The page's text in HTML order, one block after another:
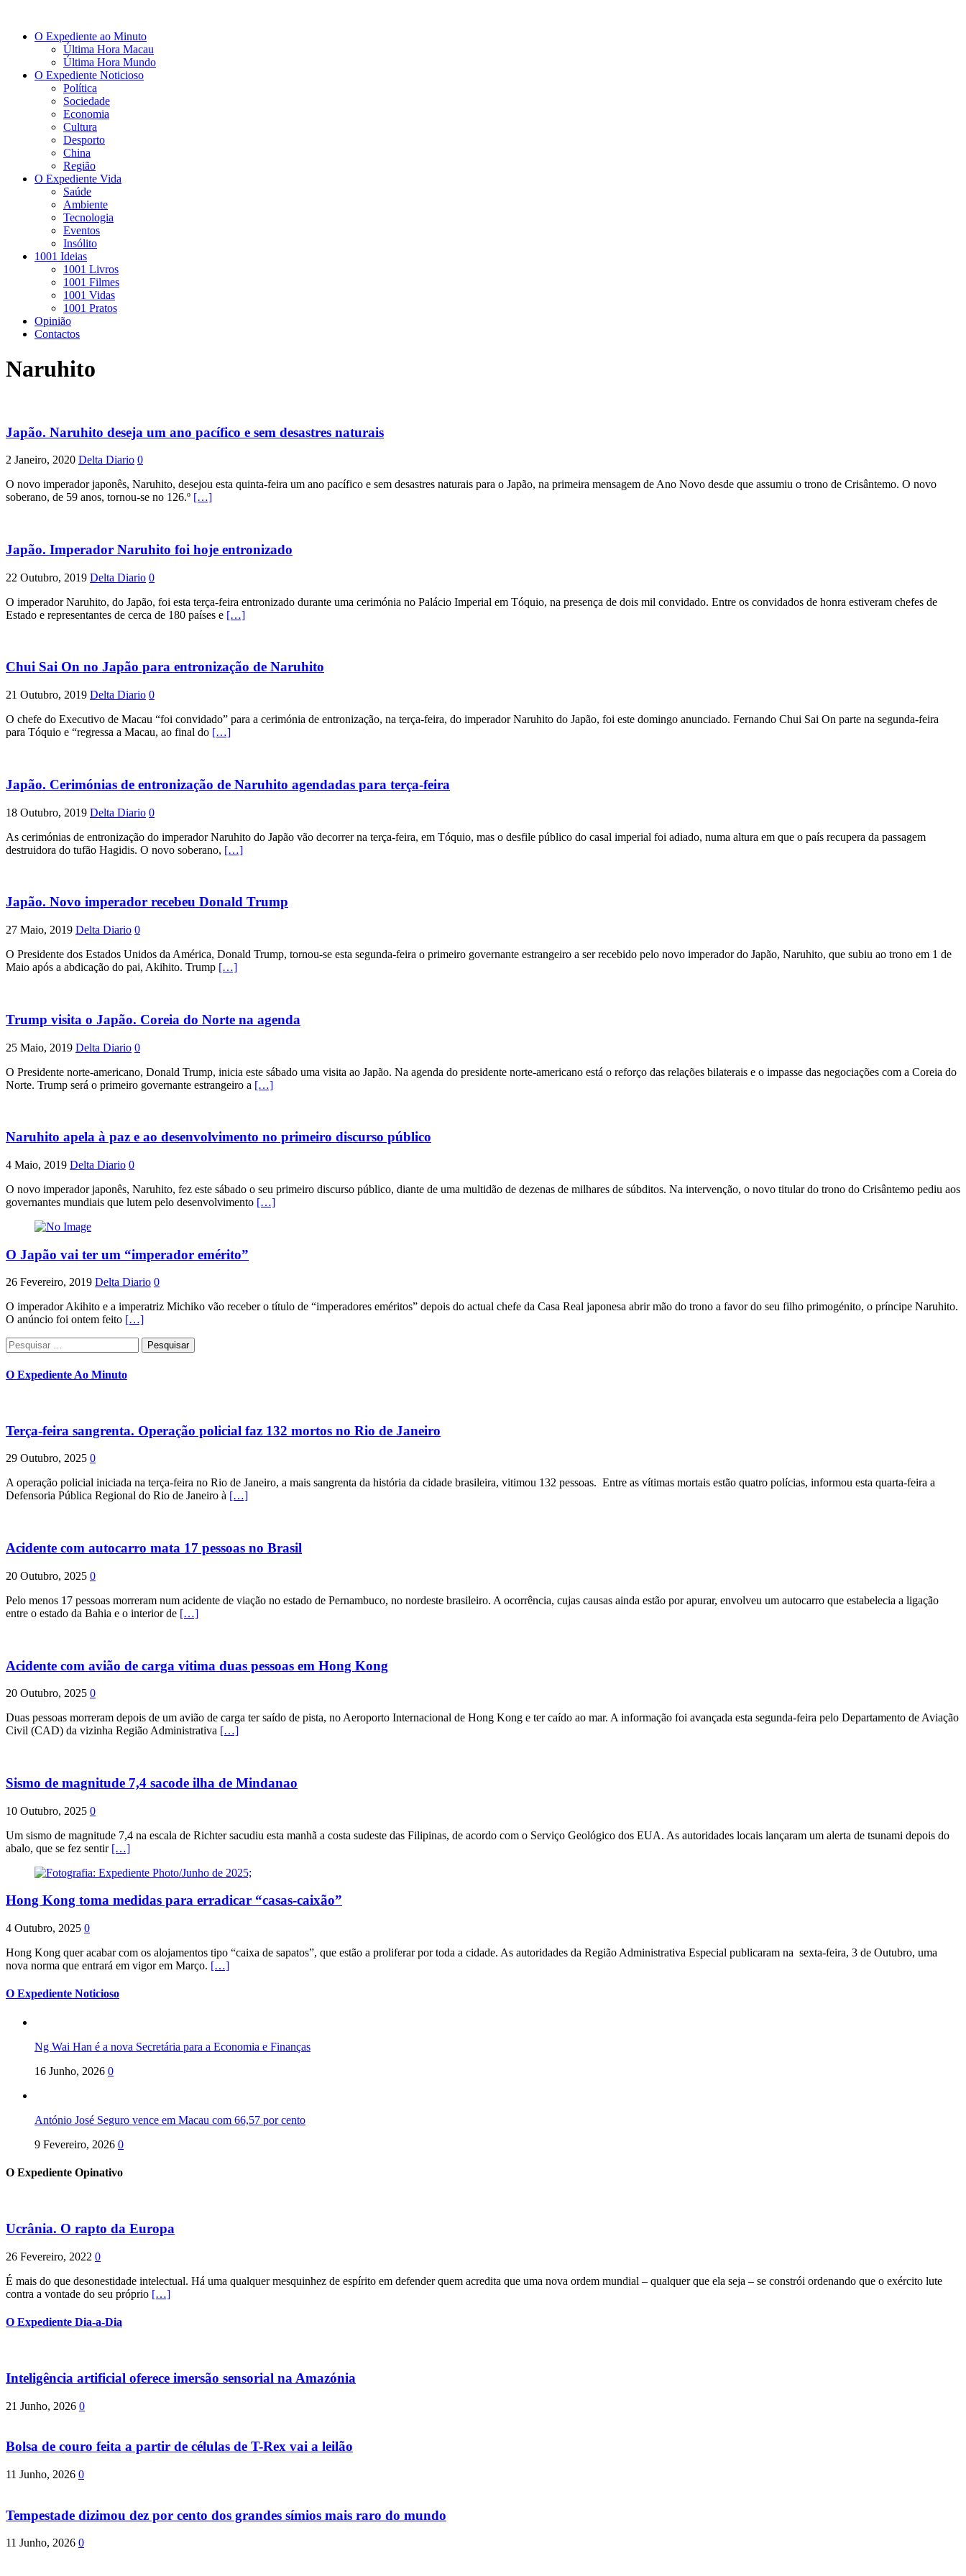
O Expediente ao Minuto
Última Hora Macau
Última Hora Mundo
O Expediente Noticioso
Política
Sociedade
Economia
Cultura
Desporto
China
Região
O Expediente Vida
Saúde
Ambiente
Tecnologia
Eventos
Insólito
1001 Ideias
1001 Livros
1001 Filmes
1001 Vidas
1001 Pratos
Opinião
Contactos
Naruhito
Japão. Naruhito deseja um ano pacífico e sem desastres naturais
2 Janeiro, 2020 Delta Diario 0
O novo imperador japonês, Naruhito, desejou esta quinta-feira um ano pacífico e sem desastres naturais para o Japão, na primeira mensagem de Ano Novo desde que assumiu o trono de Crisântemo. O novo
soberano, de 59 anos, tornou-se no 126.º […]
Japão. Imperador Naruhito foi hoje entronizado
22 Outubro, 2019 Delta Diario 0
O imperador Naruhito, do Japão, foi esta terça-feira entronizado durante uma cerimónia no Palácio Imperial em Tóquio, na presença de dois mil convidado. Entre os convidados de honra estiveram chefes de
Estado e representantes de cerca de 180 países e […]
Chui Sai On no Japão para entronização de Naruhito
21 Outubro, 2019 Delta Diario 0
O chefe do Executivo de Macau “foi convidado” para a cerimónia de entronização, na terça-feira, do imperador Naruhito do Japão, foi este domingo anunciado. Fernando Chui Sai On parte na segunda-feira
para Tóquio e “regressa a Macau, ao final do […]
Japão. Cerimónias de entronização de Naruhito agendadas para terça-feira
18 Outubro, 2019 Delta Diario 0
As cerimónias de entronização do imperador Naruhito do Japão vão decorrer na terça-feira, em Tóquio, mas o desfile público do casal imperial foi adiado, numa altura em que o país recupera da passagem
destruidora do tufão Hagidis. O novo soberano, […]
Japão. Novo imperador recebeu Donald Trump
27 Maio, 2019 Delta Diario 0
O Presidente dos Estados Unidos da América, Donald Trump, tornou-se esta segunda-feira o primeiro governante estrangeiro a ser recebido pelo novo imperador do Japão, Naruhito, que subiu ao trono em 1 de
Maio após a abdicação do pai, Akihito. Trump […]
Trump visita o Japão. Coreia do Norte na agenda
25 Maio, 2019 Delta Diario 0
O Presidente norte-americano, Donald Trump, inicia este sábado uma visita ao Japão. Na agenda do presidente norte-americano está o reforço das relações bilaterais e o impasse das negociações com a Coreia do
Norte. Trump será o primeiro governante estrangeiro a […]
Naruhito apela à paz e ao desenvolvimento no primeiro discurso público
4 Maio, 2019 Delta Diario 0
O novo imperador japonês, Naruhito, fez este sábado o seu primeiro discurso público, diante de uma multidão de dezenas de milhares de súbditos. Na intervenção, o novo titular do trono do Crisântemo pediu aos
governantes mundiais que lutem pelo desenvolvimento […]
O Japão vai ter um “imperador emérito”
26 Fevereiro, 2019 Delta Diario 0
O imperador Akihito e a imperatriz Michiko vão receber o título de “imperadores eméritos” depois do actual chefe da Casa Real japonesa abrir mão do trono a favor do seu filho primogénito, o príncipe Naruhito.
O anúncio foi ontem feito […]
Pesquisar
por:
O Expediente Ao Minuto
Terça-feira sangrenta. Operação policial faz 132 mortos no Rio de Janeiro
29 Outubro, 2025 0
A operação policial iniciada na terça-feira no Rio de Janeiro, a mais sangrenta da história da cidade brasileira, vitimou 132 pessoas. Entre as vítimas mortais estão quatro polícias, informou esta quarta-feira a
Defensoria Pública Regional do Rio de Janeiro à […]
Acidente com autocarro mata 17 pessoas no Brasil
20 Outubro, 2025 0
Pelo menos 17 pessoas morreram num acidente de viação no estado de Pernambuco, no nordeste brasileiro. A ocorrência, cujas causas ainda estão por apurar, envolveu um autocarro que estabelecia a ligação
entre o estado da Bahia e o interior de […]
Acidente com avião de carga vitima duas pessoas em Hong Kong
20 Outubro, 2025 0
Duas pessoas morreram depois de um avião de carga ter saído de pista, no Aeroporto Internacional de Hong Kong e ter caído ao mar. A informação foi avançada esta segunda-feira pelo Departamento de Aviação
Civil (CAD) da vizinha Região Administrativa […]
Sismo de magnitude 7,4 sacode ilha de Mindanao
10 Outubro, 2025 0
Um sismo de magnitude 7,4 na escala de Richter sacudiu esta manhã a costa sudeste das Filipinas, de acordo com o Serviço Geológico dos EUA. As autoridades locais lançaram um alerta de tsunami depois do
abalo, que se fez sentir […]
Hong Kong toma medidas para erradicar “casas-caixão”
4 Outubro, 2025 0
Hong Kong quer acabar com os alojamentos tipo “caixa de sapatos”, que estão a proliferar por toda a cidade. As autoridades da Região Administrativa Especial publicaram na sexta-feira, 3 de Outubro, uma
nova norma que entrará em vigor em Março. […]
O Expediente Noticioso
Ng Wai Han é a nova Secretária para a Economia e Finanças
16 Junho, 2026 0
António José Seguro vence em Macau com 66,57 por cento
9 Fevereiro, 2026 0
O Expediente Opinativo
Ucrânia. O rapto da Europa
26 Fevereiro, 2022 0
É mais do que desonestidade intelectual. Há uma qualquer mesquinhez de espírito em defender quem acredita que uma nova ordem mundial – qualquer que ela seja – se constrói ordenando que o exército lute
contra a vontade do seu próprio […]
O Expediente Dia-a-Dia
Inteligência artificial oferece imersão sensorial na Amazónia
21 Junho, 2026 0
Bolsa de couro feita a partir de células de T-Rex vai a leilão
11 Junho, 2026 0
Tempestade dizimou dez por cento dos grandes símios mais raro do mundo
11 Junho, 2026 0